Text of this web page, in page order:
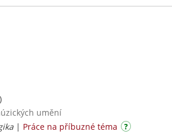
umění
| Práce na příbuzné téma